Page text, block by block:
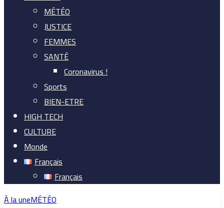
MÉTÉO
JUSTICE
FEMMES
SANTÉ
Coronavirus !
Sports
BIEN-ETRE
HIGH TECH
CULTURE
Monde
Français
Français
À la uneMÉTÉO